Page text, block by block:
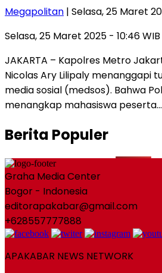
Megapolitan | Selasa, 25 Maret
Selasa, 25 Maret 2025 - 10:46 WIB
JAKARTA – Kapolres Metro
Nicolas Ary Lilipaly menanggapi
media sosial (medsos). Bahwa
menangkap mahasiswa peserta…
Berita Populer
Graha Media Center
Bogor - Indonesia
editorapakabar@gmail.com
+628557777888
APAKABAR NEWS NETWORK